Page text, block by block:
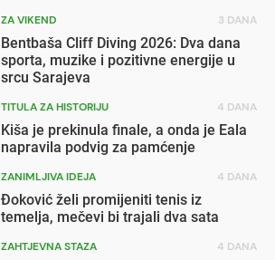
ZA VIKEND 3 DANA
Bentbaša Cliff Diving 2026: Dva dana
sporta, muzike i pozitivne energije u
srcu Sarajeva
TITULA ZA HISTORIJU 4 DANA
Kiša je prekinula finale, a onda je Eala
napravila podvig za pamćenje
ZANIMLJIVA IDEJA 4 DANA
Đoković želi promijeniti tenis iz
temelja, mečevi bi trajali dva sata
ZAHTJEVNA STAZA 4 DANA